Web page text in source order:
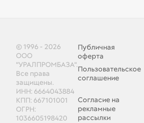
© 1996 - 2026
ООО
"УРАЛПРОМБАЗА".
Все права
защищены.
ИНН: 6664043884
КПП: 667101001
ОГРН:
1036605198420
Публичная
оферта
Пользовательское
соглашение
Согласие на
рекламные
рассылки